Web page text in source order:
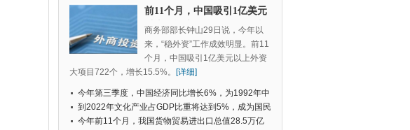
前11个月，中国吸引1亿美元
以上外资大项目722个，增长
15.5%
商务部部长钟山29日说，今年以
来，“稳外资”工作成效明显。前11
个月，中国吸引1亿美元以上外资
大项目722个，增长15.5%。 [详细]
今年第三季度，中国经济同比增长6%，为1992年中
国有季度数据以来的新低
到2022年文化产业占GDP比重将达到5%，成为国民
经济支柱产业
今年前11个月，我国货物贸易进出口总值28.5万亿